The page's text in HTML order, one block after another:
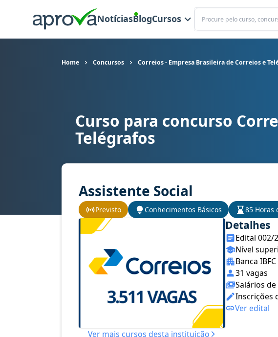
NotíciasBlogCursos
Buscar
Home Concursos Correios - Empresa Brasileira de Correios e
Curso para concurso Correios - Empresa Brasileira de Correios
Curso para concurso
Telégrafos
Assistente Social
Previsto Conhecimentos Básicos 85 Horas
Ver mais cursos desta instituição
Detalhes
Edital 002/
Nível
Banca IBFC
31 vagas
Salários de
Inscrições
Ver edital